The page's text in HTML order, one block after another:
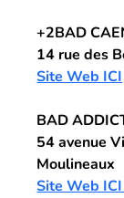
+2BAD
14 rue des
Site Web ICI
BAD
54 avenue
Moulineaux
Site Web ICI